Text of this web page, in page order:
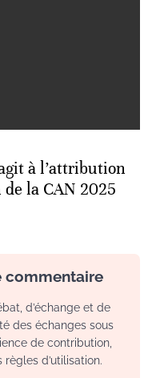
à l’attribution
la CAN 2025
commentaire
d’échange et de
des échanges sous
de contribution,
d’utilisation.